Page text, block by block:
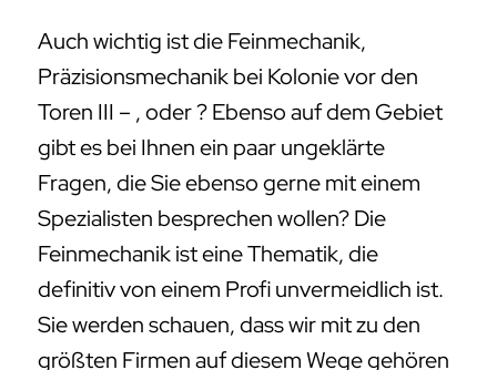
Auch wichtig ist die Feinmechanik,
Präzisionsmechanik bei Kolonie vor den
Toren III – , oder ? Ebenso auf dem Gebiet
gibt es bei Ihnen ein paar ungeklärte
Fragen, die Sie ebenso gerne mit einem
Spezialisten besprechen wollen? Die
Feinmechanik ist eine Thematik, die
definitiv von einem Profi unvermeidlich ist.
Sie werden schauen, dass wir mit zu den
größten Firmen auf diesem Wege gehören